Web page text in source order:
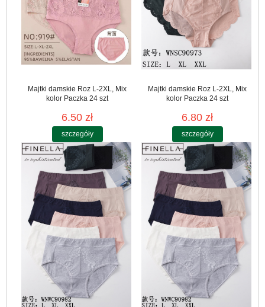
Majtki damskie Roz L-2XL, Mix
kolor Paczka 24 szt
6.50 zł
szczegóły
Majtki damskie Roz L-2XL, Mix
kolor Paczka 24 szt
6.80 zł
szczegóły